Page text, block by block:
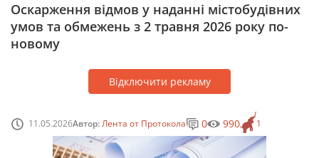
Оскарження відмов у наданні містобудівних
умов та обмежень з 2 травня 2026 року по-
новому
Відключити рекламу
11.05.2026Автор:Лента от Протокола 1
0 990